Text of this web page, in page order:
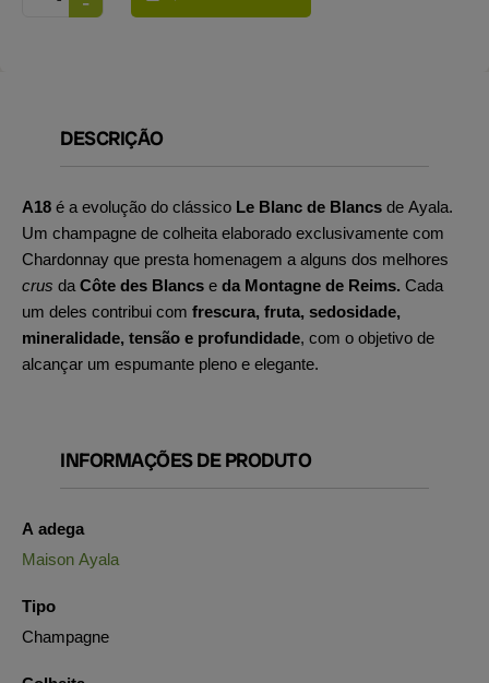
DESCRIÇÃO
A18 é a evolução do clássico Le Blanc de Blancs de Ayala.
Um champagne de colheita elaborado exclusivamente com
Chardonnay que presta homenagem a alguns dos melhores
crus da Côte des Blancs e da Montagne de Reims. Cada
um deles contribui com frescura, fruta, sedosidade,
mineralidade, tensão e profundidade, com o objetivo de
alcançar um espumante pleno e elegante.
INFORMAÇÕES DE PRODUTO
A adega
Maison Ayala
Tipo
Champagne